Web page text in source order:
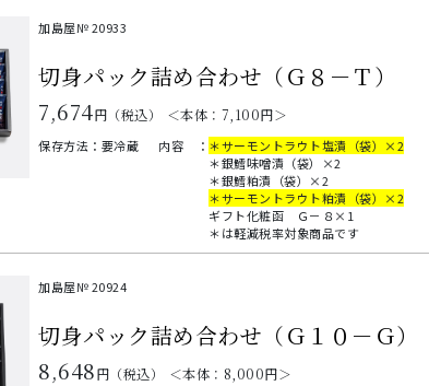
加島屋№20933
切身パック詰め合わせ（Ｇ８－Ｔ）
7,674円（税込） ＜本体： 7,100円＞
保存方法：要冷蔵 内容 ： ＊サーモントラウト塩漬（袋）×2
＊銀鱈味噌漬（袋）×2
＊銀鱈粕漬（袋）×2
＊サーモントラウト粕漬（袋）×2
ギフト化粧函 Ｇ－８×1
＊は軽減税率対象商品です
加島屋№20924
切身パック詰め合わせ（Ｇ１０－Ｇ）
8,648円（税込） ＜本体： 8,000円＞